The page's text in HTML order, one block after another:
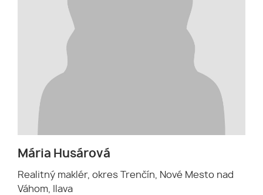
Mária Husárová
Realitný maklér, okres Trenčín, Nové Mesto nad
Váhom, Ilava